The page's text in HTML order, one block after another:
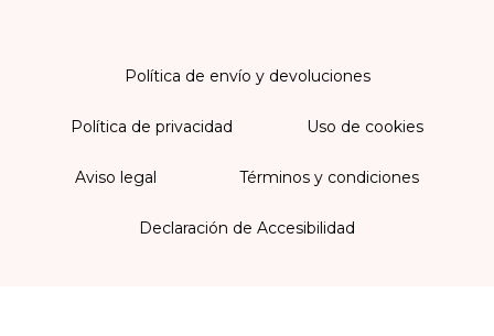
Política de envío y devoluciones
Política de privacidad Uso de cookies
Aviso legal Términos y condiciones
Declaración de Accesibilidad